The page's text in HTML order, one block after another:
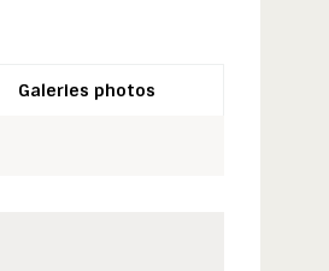
Galeries photos